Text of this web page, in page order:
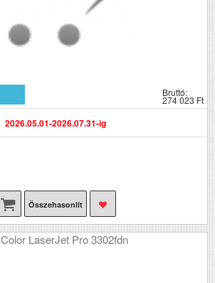
Bruttó:
274 023 Ft
2026.05.01-2026.07.31-ig
Összehasonlít
Color LaserJet Pro 3302fdn